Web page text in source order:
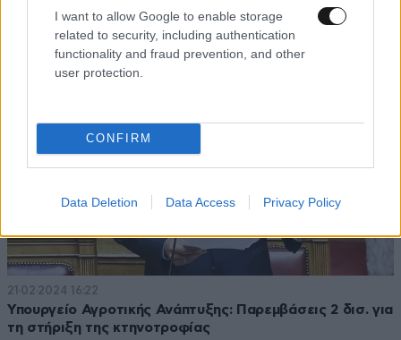
I want to allow Google to enable storage
related to security, including authentication
functionality and fraud prevention, and other
user protection.
CONFIRM
Data Deletion Data Access Privacy Policy
21·02·2024 16:22
Υπουργείο Αγροτικής Ανάπτυξης: Παρεμβάσεις 2 δισ. για
τη στήριξη της κτηνοτροφίας